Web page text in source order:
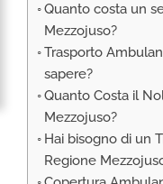
TRASPORTO ECMO
EXTRACORPOREA
TRASPORTO PER
Quanto costa un
Mezzojuso?
Trasporto
sapere?
Quanto Costa il
Mezzojuso?
Hai bisogno di un
Regione